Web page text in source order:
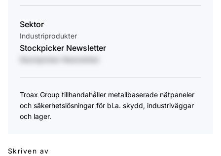
Sektor
Industriprodukter
Stockpicker Newsletter
Troax Group tillhandahåller metallbaserade nätpaneler
och säkerhetslösningar för bl.a. skydd, industriväggar
och lager.
Skriven av